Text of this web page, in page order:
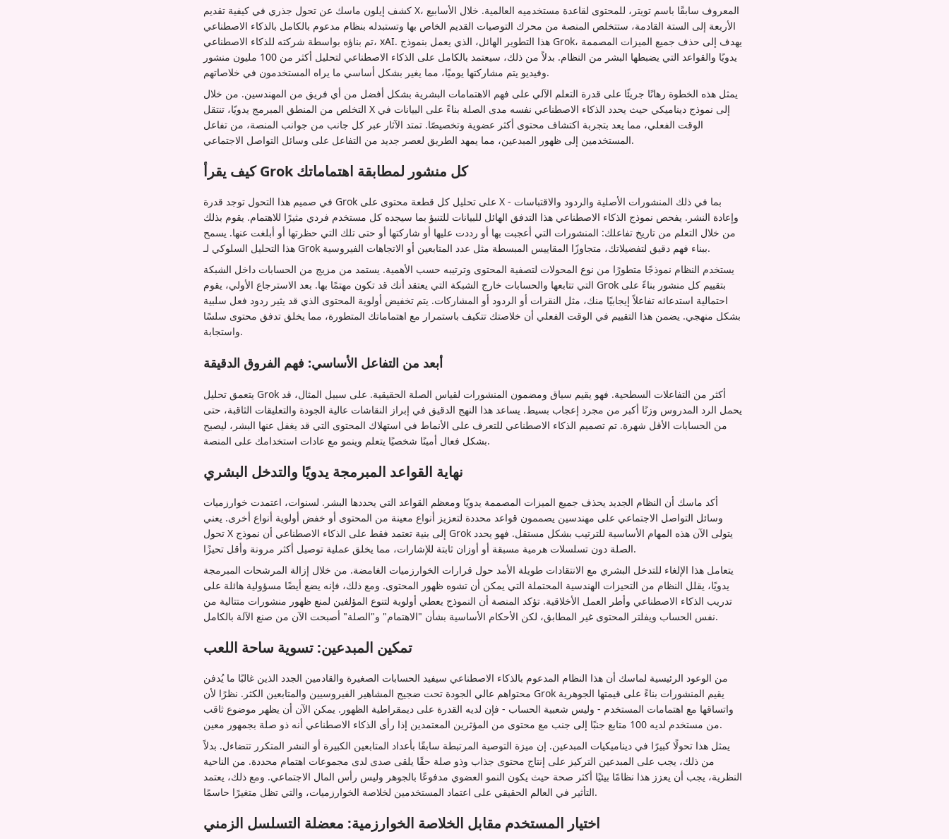
كشف إيلون ماسك عن تحول جذري في كيفية تقديم X، المعروف سابقًا باسم تويتر، للمحتوى لقاعدة مستخدميه العالمية. خلال الأسابيع
الأربعة إلى الستة القادمة، ستتخلص المنصة من محرك التوصيات القديم الخاص بها وتستبدله بنظام مدعوم بالكامل بالذكاء الاصطناعي
تم بناؤه بواسطة شركته للذكاء الاصطناعي، xAI. هذا التطوير الهائل، الذي يعمل بنموذج Grok، يهدف إلى حذف جميع الميزات المصممة
يدويًا والقواعد التي يضبطها البشر من النظام. بدلاً من ذلك، سيعتمد بالكامل على الذكاء الاصطناعي لتحليل أكثر من 100 مليون منشور
وفيديو يتم مشاركتها يوميًا، مما يغير بشكل أساسي ما يراه المستخدمون في خلاصاتهم.
يمثل هذه الخطوة رهانًا جريئًا على قدرة التعلم الآلي على فهم الاهتمامات البشرية بشكل أفضل من أي فريق من المهندسين. من خلال
التخلص من المنطق المبرمج يدويًا، تنتقل X إلى نموذج ديناميكي حيث يحدد الذكاء الاصطناعي نفسه مدى الصلة بناءً على البيانات في
الوقت الفعلي، مما يعد بتجربة اكتشاف محتوى أكثر عضوية وتخصيصًا. تمتد الآثار عبر كل جانب من جوانب المنصة، من تفاعل
المستخدمين إلى ظهور المبدعين، مما يمهد الطريق لعصر جديد من التفاعل على وسائل التواصل الاجتماعي.
كيف يقرأ Grok كل منشور لمطابقة اهتماماتك
في صميم هذا التحول توجد قدرة Grok على تحليل كل قطعة محتوى على X - بما في ذلك المنشورات الأصلية والردود والاقتباسات
وإعادة النشر. يفحص نموذج الذكاء الاصطناعي هذا التدفق الهائل للبيانات للتنبؤ بما سيجده كل مستخدم فردي مثيرًا للاهتمام. يقوم بذلك
من خلال التعلم من تاريخ تفاعلك: المنشورات التي أعجبت بها أو رددت عليها أو شاركتها أو حتى تلك التي حظرتها أو أبلغت عنها. يسمح
هذا التحليل السلوكي لـ Grok ببناء فهم دقيق لتفضيلاتك، متجاوزًا المقاييس المبسطة مثل عدد المتابعين أو الاتجاهات الفيروسية.
يستخدم النظام نموذجًا متطورًا من نوع المحولات لتصفية المحتوى وترتيبه حسب الأهمية. يستمد من مزيج من الحسابات داخل الشبكة
التي تتابعها والحسابات خارج الشبكة التي يعتقد أنك قد تكون مهتمًا بها. بعد الاسترجاع الأولي، يقوم Grok بتقييم كل منشور بناءً على
احتمالية استدعائه تفاعلاً إيجابيًا منك، مثل النقرات أو الردود أو المشاركات. يتم تخفيض أولوية المحتوى الذي قد يثير ردود فعل سلبية
بشكل منهجي. يضمن هذا التقييم في الوقت الفعلي أن خلاصتك تتكيف باستمرار مع اهتماماتك المتطورة، مما يخلق تدفق محتوى سلسًا
واستجابة.
أبعد من التفاعل الأساسي: فهم الفروق الدقيقة
يتعمق تحليل Grok أكثر من التفاعلات السطحية. فهو يقيم سياق ومضمون المنشورات لقياس الصلة الحقيقية. على سبيل المثال، قد
يحمل الرد المدروس وزنًا أكبر من مجرد إعجاب بسيط. يساعد هذا النهج الدقيق في إبراز النقاشات عالية الجودة والتعليقات الثاقبة، حتى
من الحسابات الأقل شهرة. تم تصميم الذكاء الاصطناعي للتعرف على الأنماط في استهلاك المحتوى التي قد يغفل عنها البشر، ليصبح
بشكل فعال أمينًا شخصيًا يتعلم وينمو مع عادات استخدامك على المنصة.
نهاية القواعد المبرمجة يدويًا والتدخل البشري
أكد ماسك أن النظام الجديد يحذف جميع الميزات المصممة يدويًا ومعظم القواعد التي يحددها البشر. لسنوات، اعتمدت خوارزميات
وسائل التواصل الاجتماعي على مهندسين يصممون قواعد محددة لتعزيز أنواع معينة من المحتوى أو خفض أولوية أنواع أخرى. يعني
تحول X إلى بنية تعتمد فقط على الذكاء الاصطناعي أن نموذج Grok يتولى الآن هذه المهام الأساسية للترتيب بشكل مستقل. فهو يحدد
الصلة دون تسلسلات هرمية مسبقة أو أوزان ثابتة للإشارات، مما يخلق عملية توصيل أكثر مرونة وأقل تحيزًا.
يتعامل هذا الإلغاء للتدخل البشري مع الانتقادات طويلة الأمد حول قرارات الخوارزميات الغامضة. من خلال إزالة المرشحات المبرمجة
يدويًا، يقلل النظام من التحيزات الهندسية المحتملة التي يمكن أن تشوه ظهور المحتوى. ومع ذلك، فإنه يضع أيضًا مسؤولية هائلة على
تدريب الذكاء الاصطناعي وأطر العمل الأخلاقية. تؤكد المنصة أن النموذج يعطي أولوية لتنوع المؤلفين لمنع ظهور منشورات متتالية من
نفس الحساب ويفلتر المحتوى غير المطابق، لكن الأحكام الأساسية بشأن "الاهتمام" و"الصلة" أصبحت الآن من صنع الآلة بالكامل.
تمكين المبدعين: تسوية ساحة اللعب
من الوعود الرئيسية لماسك أن هذا النظام المدعوم بالذكاء الاصطناعي سيفيد الحسابات الصغيرة والقادمين الجدد الذين غالبًا ما يُدفن
محتواهم عالي الجودة تحت ضجيج المشاهير الفيروسيين والمتابعين الكثر. نظرًا لأن Grok يقيم المنشورات بناءً على قيمتها الجوهرية
واتساقها مع اهتمامات المستخدم - وليس شعبية الحساب - فإن لديه القدرة على ديمقراطية الظهور. يمكن الآن أن يظهر موضوع ثاقب
من مستخدم لديه 100 متابع جنبًا إلى جنب مع محتوى من المؤثرين المعتمدين إذا رأى الذكاء الاصطناعي أنه ذو صلة بجمهور معين.
يمثل هذا تحولًا كبيرًا في ديناميكيات المبدعين. إن ميزة التوصية المرتبطة سابقًا بأعداد المتابعين الكبيرة أو النشر المتكرر تتضاءل. بدلاً
من ذلك، يجب على المبدعين التركيز على إنتاج محتوى جذاب وذو صلة حقًا يلقى صدى لدى مجموعات اهتمام محددة. من الناحية
النظرية، يجب أن يعزز هذا نظامًا بيئيًا أكثر صحة حيث يكون النمو العضوي مدفوعًا بالجوهر وليس رأس المال الاجتماعي. ومع ذلك، يعتمد
التأثير في العالم الحقيقي على اعتماد المستخدمين لخلاصة الخوارزميات، والتي تظل متغيرًا حاسمًا.
اختيار المستخدم مقابل الخلاصة الخوارزمية: معضلة التسلسل الزمني